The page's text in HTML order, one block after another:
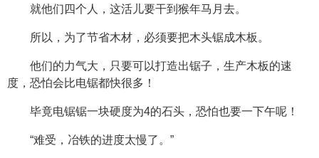
就他们四个人，这活儿要干到猴年马月去。
所以，为了节省木材，必须要把木头锯成木板。
他们的力气大，只要可以打造出锯子，生产木板的速
度，恐怕会比电锯都快很多！
毕竟电锯锯一块硬度为4的石头，恐怕也要一下午呢！
“难受，冶铁的进度太慢了。”